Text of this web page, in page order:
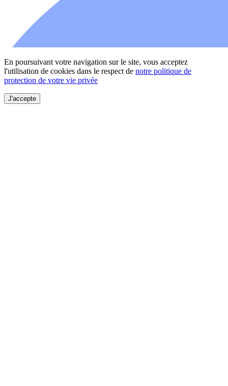
En poursuivant votre navigation sur le site, vous acceptez
l'utilisation de cookies dans le respect de notre politique de
protection de votre vie privée
J'accepte